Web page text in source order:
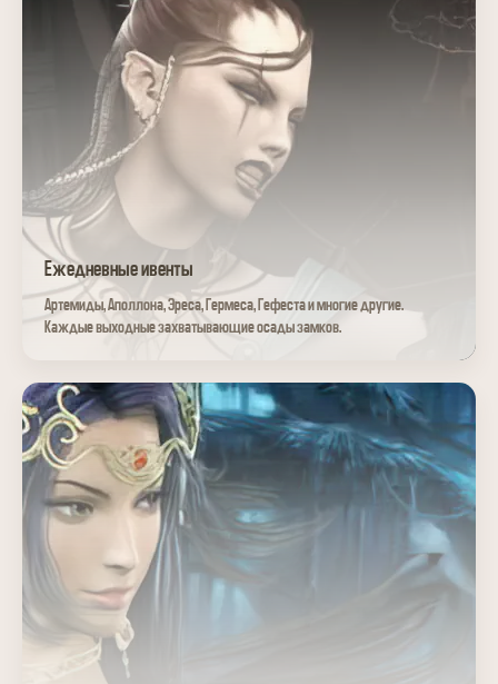
Ежедневные ивенты
Артемиды, Аполлона, Эреса, Гермеса, Гефеста и многие другие.
Каждые выходные захватывающие осады замков.